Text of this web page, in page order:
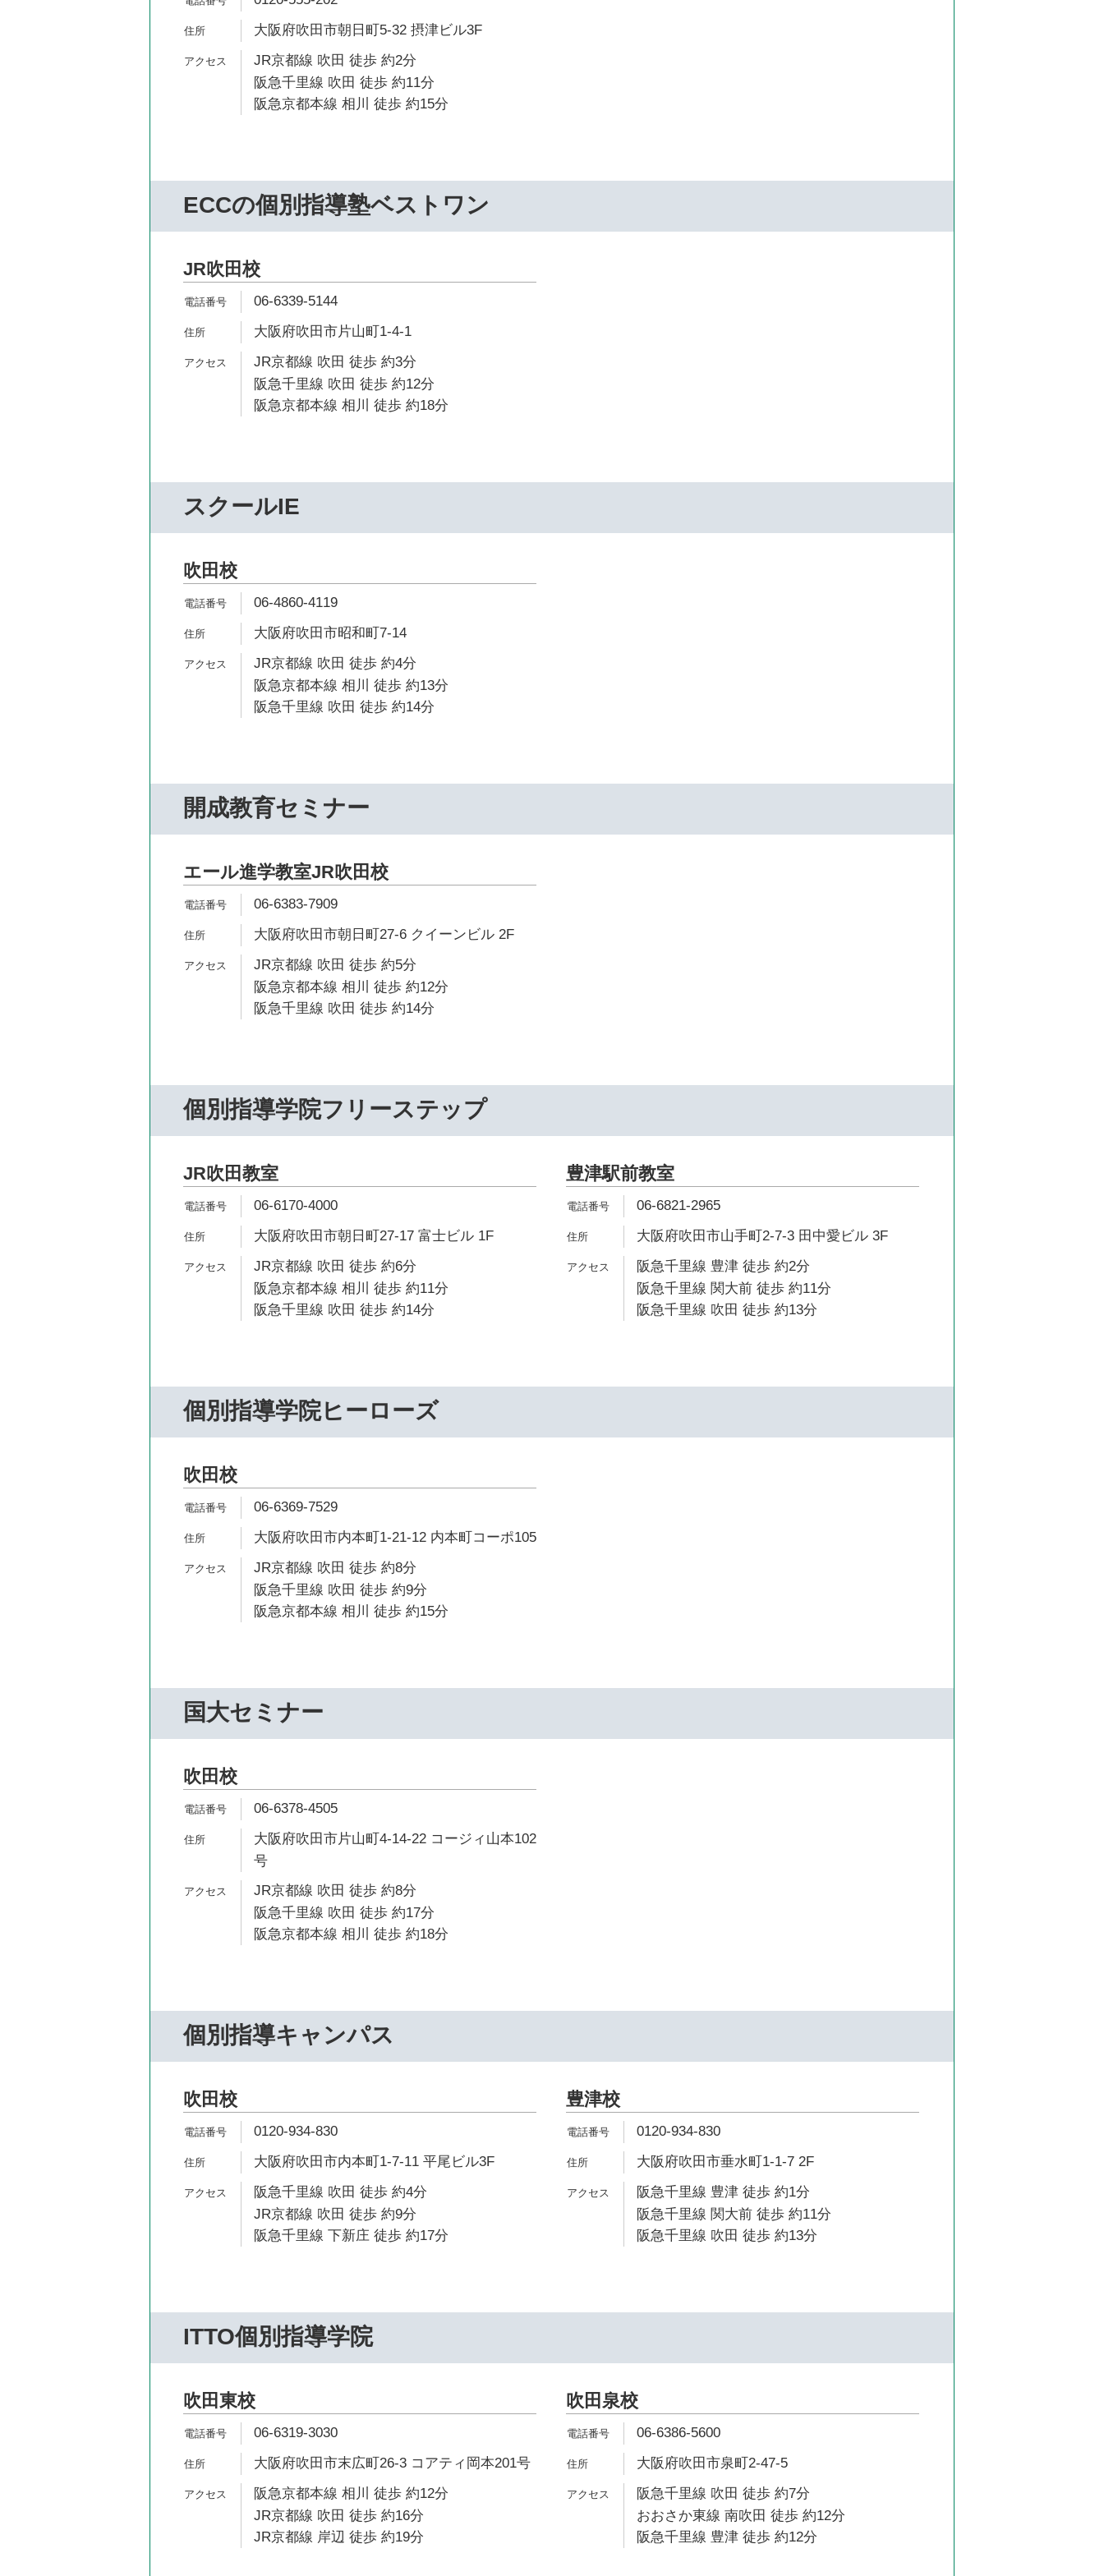
大阪府吹田市朝日町5-32 摂津ビル3F
JR京都線 吹田 徒歩 約2分
阪急千里線 吹田 徒歩 約11分
阪急京都本線 相川 徒歩 約15分
ECCの個別指導塾ベストワン
JR吹田校
06-6339-5144
大阪府吹田市片山町1-4-1
JR京都線 吹田 徒歩 約3分
阪急千里線 吹田 徒歩 約12分
阪急京都本線 相川 徒歩 約18分
スクールIE
吹田校
06-4860-4119
大阪府吹田市昭和町7-14
JR京都線 吹田 徒歩 約4分
阪急京都本線 相川 徒歩 約13分
阪急千里線 吹田 徒歩 約14分
開成教育セミナー
エール進学教室JR吹田校
06-6383-7909
大阪府吹田市朝日町27-6 クイーンビル 2F
JR京都線 吹田 徒歩 約5分
阪急京都本線 相川 徒歩 約12分
阪急千里線 吹田 徒歩 約14分
個別指導学院フリーステップ
JR吹田教室
06-6170-4000
大阪府吹田市朝日町27-17 富士ビル 1F
JR京都線 吹田 徒歩 約6分
阪急京都本線 相川 徒歩 約11分
阪急千里線 吹田 徒歩 約14分
豊津駅前教室
06-6821-2965
大阪府吹田市山手町2-7-3 田中愛ビル 3F
阪急千里線 豊津 徒歩 約2分
阪急千里線 関大前 徒歩 約11分
阪急千里線 吹田 徒歩 約13分
個別指導学院ヒーローズ
吹田校
06-6369-7529
大阪府吹田市内本町1-21-12 内本町コーポ105
JR京都線 吹田 徒歩 約8分
阪急千里線 吹田 徒歩 約9分
阪急京都本線 相川 徒歩 約15分
国大セミナー
吹田校
06-6378-4505
大阪府吹田市片山町4-14-22 コージィ山本102
号
JR京都線 吹田 徒歩 約8分
阪急千里線 吹田 徒歩 約17分
阪急京都本線 相川 徒歩 約18分
個別指導キャンパス
吹田校
0120-934-830
大阪府吹田市内本町1-7-11 平尾ビル3F
阪急千里線 吹田 徒歩 約4分
JR京都線 吹田 徒歩 約9分
阪急千里線 下新庄 徒歩 約17分
豊津校
0120-934-830
大阪府吹田市垂水町1-1-7 2F
阪急千里線 豊津 徒歩 約1分
阪急千里線 関大前 徒歩 約11分
阪急千里線 吹田 徒歩 約13分
ITTO個別指導学院
吹田東校
06-6319-3030
大阪府吹田市末広町26-3 コアティ岡本201号
阪急京都本線 相川 徒歩 約12分
JR京都線 吹田 徒歩 約16分
JR京都線 岸辺 徒歩 約19分
吹田泉校
06-6386-5600
大阪府吹田市泉町2-47-5
阪急千里線 吹田 徒歩 約7分
おおさか東線 南吹田 徒歩 約12分
阪急千里線 豊津 徒歩 約12分